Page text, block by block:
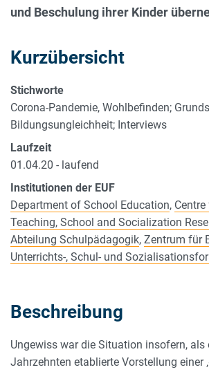
und Beschulung ihrer Kinder
Kurzübersicht
Stichworte
Corona-Pandemie, Wohlbefinden;
Bildungsungleichheit; Interviews
Laufzeit
01.04.20 - laufend
Institutionen der EUF
Department of School Education,
Teaching, School and Socialization
Abteilung Schulpädagogik, Zentrum für
Unterrichts-, Schul- und
Beschreibung
Ungewiss war die Situation insofern, als
Jahrzehnten etablierte Vorstellung einer